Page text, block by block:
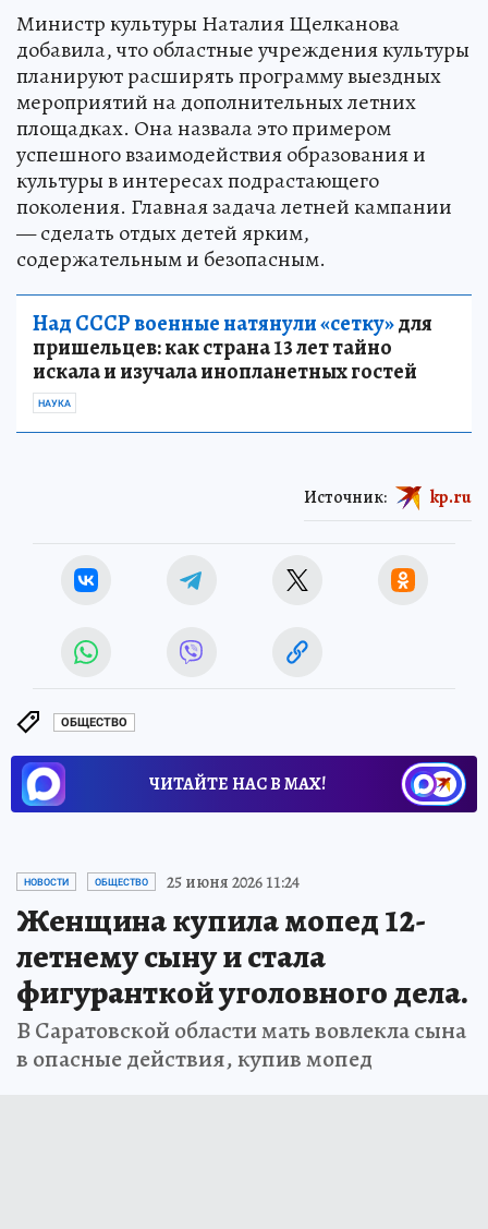
Министр культуры Наталия Щелканова
добавила, что областные учреждения культуры
планируют расширять программу выездных
мероприятий на дополнительных летних
площадках. Она назвала это примером
успешного взаимодействия образования и
культуры в интересах подрастающего
поколения. Главная задача летней кампании
— сделать отдых детей ярким,
содержательным и безопасным.
Над СССР военные натянули «сетку»для
пришельцев: как страна 13 лет тайно
искала и изучала инопланетных гостей
НАУКА
Источник: kp.ru
ОБЩЕСТВО
ЧИТАЙТЕ НАС В МАХ!
НОВОСТИ ОБЩЕСТВО 25 июня 2026 11:24
Женщина купила мопед 12-
летнему сыну и стала
фигуранткой уголовного дела.
В Саратовской области мать вовлекла сына
в опасные действия, купив мопед